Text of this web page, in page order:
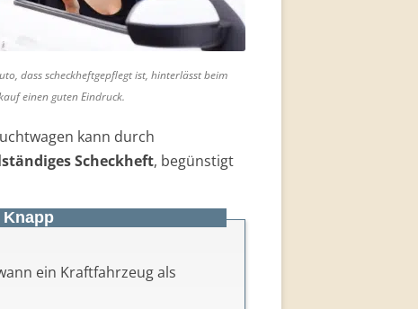
dass scheckheftgepflegt ist, hinterlässt beim
einen guten Eindruck.
kann durch
Scheckheft, begünstigt
ein Kraftfahrzeug als